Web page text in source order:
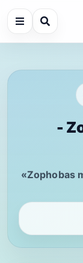
برچسب: Zophobas morio -
تازه‌ترین مطالب مرتبط با برچسب «Zophobas morio»